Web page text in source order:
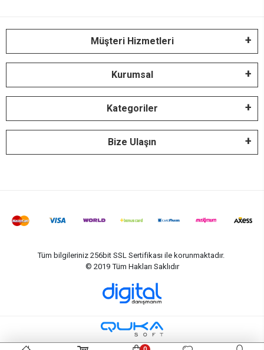
Müşteri Hizmetleri
Kurumsal
Kategoriler
Bize Ulaşın
Tüm bilgileriniz 256bit SSL Sertifikası ile korunmaktadır.
© 2019 Tüm Hakları Saklıdır